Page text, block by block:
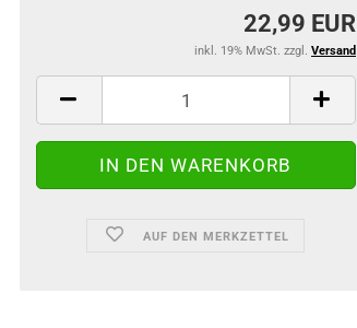
22,99 EUR
inkl. 19% MwSt. zzgl. Versand
AUF DEN MERKZETTEL